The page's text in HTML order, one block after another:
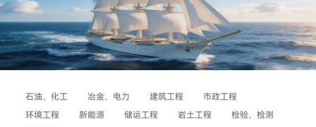
石油、化工 冶金、电力 建筑工程
市政工程
环境工程
新能源 储运工程 岩土工程
检验、检测